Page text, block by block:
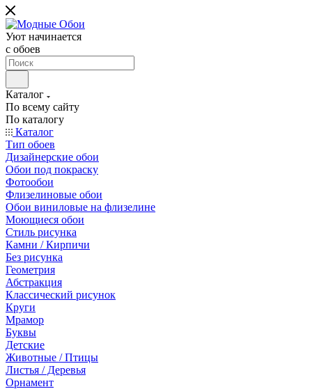
Уют начинается
c обоев
Каталог
По всему сайту
По каталогу
Каталог
Тип обоев
Дизайнерские обои
Обои под покраску
Фотообои
Флизелиновые обои
Обои виниловые на флизелине
Моющиеся обои
Стиль рисунка
Камни / Кирпичи
Без рисунка
Геометрия
Абстракция
Классический рисунок
Круги
Мрамор
Буквы
Детские
Животные / Птицы
Листья / Деревья
Орнамент